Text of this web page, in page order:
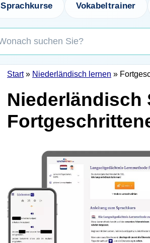
Sprachkurse Vokabeltrainer
Start» Niederländisch lernen »
Niederländisch